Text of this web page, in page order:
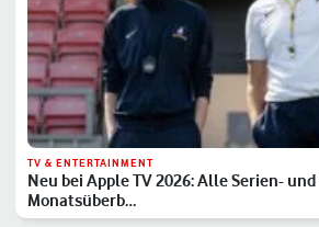
TV & ENTERTAINMENT
Neu bei Apple TV 2026: Alle Serien-
Monatsüberb…